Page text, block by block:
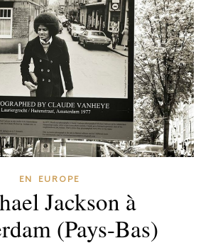
EN EUROPE
Jackson à
(Pays-Bas)